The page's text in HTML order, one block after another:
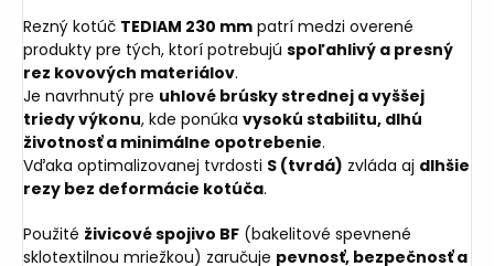
Rezný kotúč TEDIAM 230 mm patrí medzi overené
produkty pre tých, ktorí potrebujú spoľahlivý a presný
rez kovových materiálov.
Je navrhnutý pre uhlové brúsky strednej a vyššej
triedy výkonu, kde ponúka vysokú stabilitu, dlhú
životnosť a minimálne opotrebenie.
Vďaka optimalizovanej tvrdosti S (tvrdá) zvláda aj dlhšie
rezy bez deformácie kotúča.
Použité živicové spojivo BF (bakelitové spevnené
sklotextilnou mriežkou) zaručuje pevnosť, bezpečnosť a